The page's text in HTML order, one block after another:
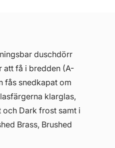
duschdörr
att få i bredden (A-
fås snedkapat om
klarglas,
och Dark frost samt i
Brass, Brushed